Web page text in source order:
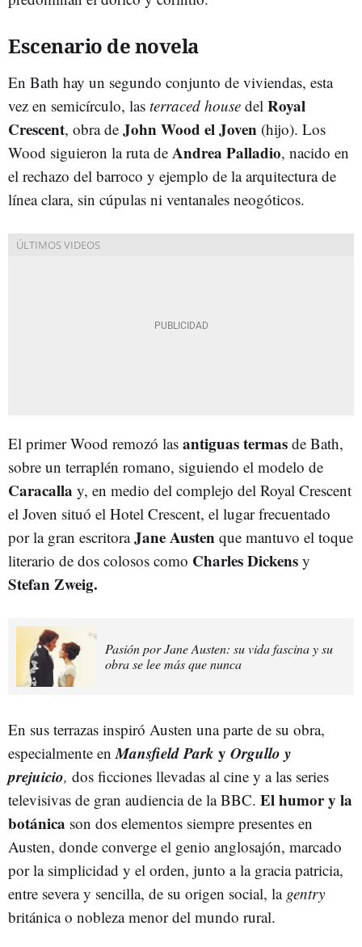
Escenario de novela
En Bath hay un segundo conjunto de viviendas, esta
vez en semicírculo, las terraced house del Royal
Crescent, obra de John Wood el Joven (hijo). Los
Wood siguieron la ruta de Andrea Palladio, nacido en
el rechazo del barroco y ejemplo de la arquitectura de
línea clara, sin cúpulas ni ventanales neogóticos.
El primer Wood remozó las antiguas termas de Bath,
sobre un terraplén romano, siguiendo el modelo de
Caracalla y, en medio del complejo del Royal Crescent
el Joven situó el Hotel Crescent, el lugar frecuentado
por la gran escritoraJane Austen que mantuvo el toque
literario de dos colosos como Charles Dickens y
Stefan Zweig.
Pasión por Jane Austen: su vida fascina y su
obra se lee más que nunca
En sus terrazas inspiró Austen una parte de su obra,
especialmente en Mansfield Park y Orgullo y
prejuicio, dos ficciones llevadas al cine y a las series
televisivas de gran audiencia de la BBC. El humor y la
botánica son dos elementos siempre presentes en
Austen, donde converge el genio anglosajón, marcado
por la simplicidad y el orden, junto a la gracia patricia,
entre severa y sencilla, de su origen social, la gentry
británica o nobleza menor del mundo rural.